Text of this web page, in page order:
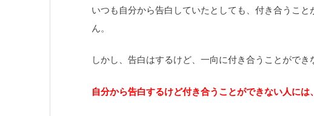
いつも自分から告白していたとしても、付き合うこ
ん。
しかし、告白はするけど、一向に付き合うことができ
自分から告白するけど付き合うことができない人には